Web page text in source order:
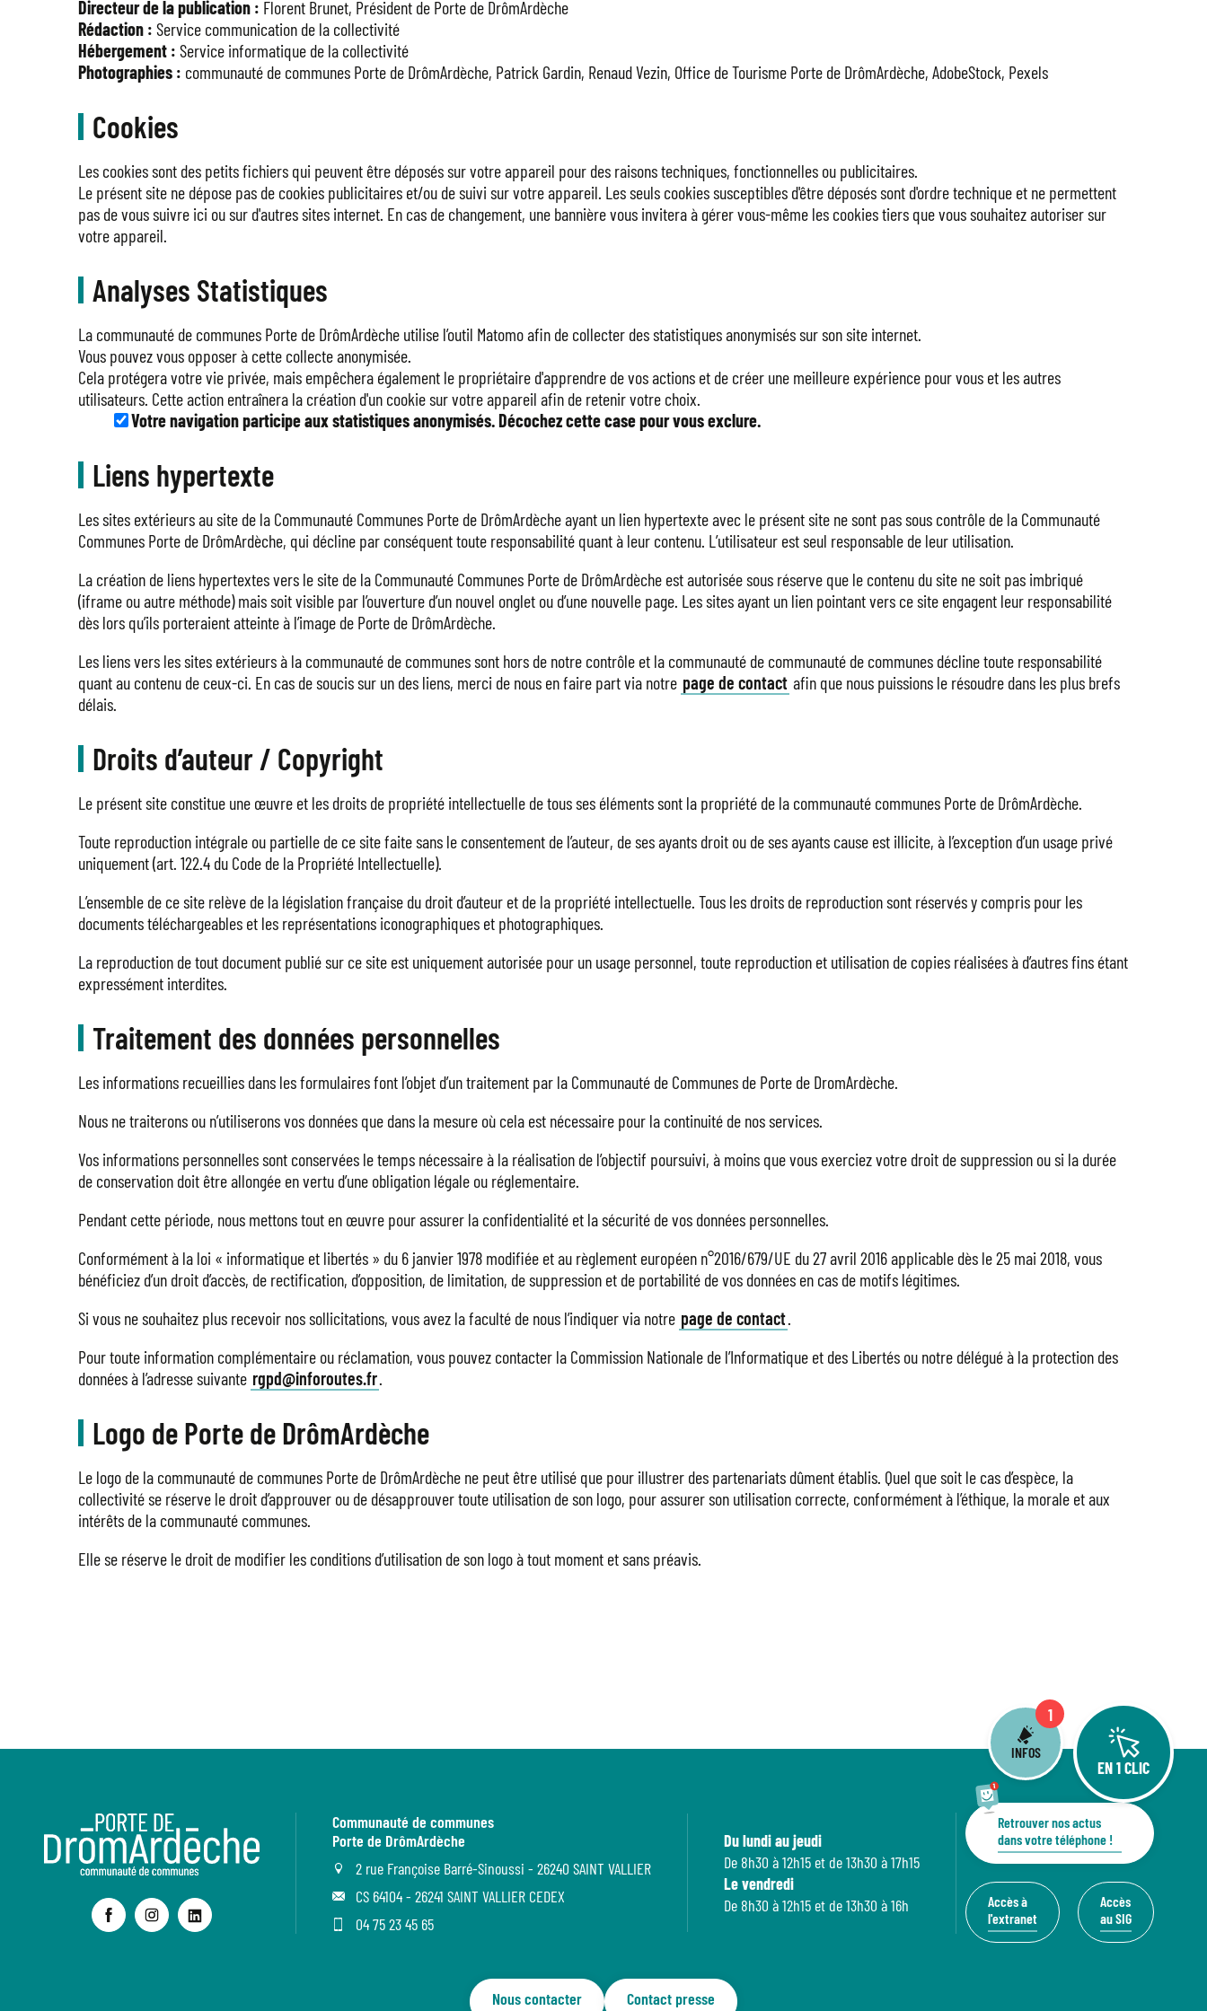
Directeur de la publication : Florent Brunet, Président de Porte de DrômArdèche
Rédaction : Service communication de la collectivité
Hébergement : Service informatique de la collectivité
Photographies : communauté de communes Porte de DrômArdèche, Patrick Gardin, Renaud Vezin, Office de Tourisme Porte de DrômArdèche, AdobeStock, Pexels
Cookies
Les cookies sont des petits fichiers qui peuvent être déposés sur votre appareil pour des raisons techniques, fonctionnelles ou publicitaires.
Le présent site ne dépose pas de cookies publicitaires et/ou de suivi sur votre appareil. Les seuls cookies susceptibles d'être déposés sont d'ordre technique et ne permettent
pas de vous suivre ici ou sur d'autres sites internet. En cas de changement, une bannière vous invitera à gérer vous-même les cookies tiers que vous souhaitez autoriser sur
votre appareil.
Analyses Statistiques
La communauté de communes Porte de DrômArdèche utilise l’outil Matomo afin de collecter des statistiques anonymisés sur son site internet.
Vous pouvez vous opposer à cette collecte anonymisée.
Cela protégera votre vie privée, mais empêchera également le propriétaire d'apprendre de vos actions et de créer une meilleure expérience pour vous et les autres
utilisateurs. Cette action entraînera la création d'un cookie sur votre appareil afin de retenir votre choix.
Votre navigation participe aux statistiques anonymisés. Décochez cette case pour vous exclure.
Liens hypertexte
Les sites extérieurs au site de la Communauté Communes Porte de DrômArdèche ayant un lien hypertexte avec le présent site ne sont pas sous contrôle de la Communauté
Communes Porte de DrômArdèche, qui décline par conséquent toute responsabilité quant à leur contenu. L’utilisateur est seul responsable de leur utilisation.
La création de liens hypertextes vers le site de la Communauté Communes Porte de DrômArdèche est autorisée sous réserve que le contenu du site ne soit pas imbriqué
(iframe ou autre méthode) mais soit visible par l’ouverture d’un nouvel onglet ou d’une nouvelle page. Les sites ayant un lien pointant vers ce site engagent leur responsabilité
dès lors qu’ils porteraient atteinte à l’image de Porte de DrômArdèche.
Les liens vers les sites extérieurs à la communauté de communes sont hors de notre contrôle et la communauté de communauté de communes décline toute responsabilité
quant au contenu de ceux-ci. En cas de soucis sur un des liens, merci de nous en faire part via notre page de contact afin que nous puissions le résoudre dans les plus brefs
délais.
Droits d’auteur / Copyright
Le présent site constitue une œuvre et les droits de propriété intellectuelle de tous ses éléments sont la propriété de la communauté communes Porte de DrômArdèche.
Toute reproduction intégrale ou partielle de ce site faite sans le consentement de l’auteur, de ses ayants droit ou de ses ayants cause est illicite, à l’exception d’un usage privé
uniquement (art. 122.4 du Code de la Propriété Intellectuelle).
L’ensemble de ce site relève de la législation française du droit d’auteur et de la propriété intellectuelle. Tous les droits de reproduction sont réservés y compris pour les
documents téléchargeables et les représentations iconographiques et photographiques.
La reproduction de tout document publié sur ce site est uniquement autorisée pour un usage personnel, toute reproduction et utilisation de copies réalisées à d’autres fins étant
expressément interdites.
Traitement des données personnelles
Les informations recueillies dans les formulaires font l’objet d’un traitement par la Communauté de Communes de Porte de DromArdèche.
Nous ne traiterons ou n’utiliserons vos données que dans la mesure où cela est nécessaire pour la continuité de nos services.
Vos informations personnelles sont conservées le temps nécessaire à la réalisation de l’objectif poursuivi, à moins que vous exerciez votre droit de suppression ou si la durée
de conservation doit être allongée en vertu d’une obligation légale ou réglementaire.
Pendant cette période, nous mettons tout en œuvre pour assurer la confidentialité et la sécurité de vos données personnelles.
Conformément à la loi « informatique et libertés » du 6 janvier 1978 modifiée et au règlement européen n°2016/679/UE du 27 avril 2016 applicable dès le 25 mai 2018, vous
bénéficiez d’un droit d’accès, de rectification, d’opposition, de limitation, de suppression et de portabilité de vos données en cas de motifs légitimes.
Si vous ne souhaitez plus recevoir nos sollicitations, vous avez la faculté de nous l’indiquer via notre page de contact.
Pour toute information complémentaire ou réclamation, vous pouvez contacter la Commission Nationale de l’Informatique et des Libertés ou notre délégué à la protection des
données à l’adresse suivante rgpd@inforoutes.fr.
Logo de Porte de DrômArdèche
Le logo de la communauté de communes Porte de DrômArdèche ne peut être utilisé que pour illustrer des partenariats dûment établis. Quel que soit le cas d’espèce, la
collectivité se réserve le droit d’approuver ou de désapprouver toute utilisation de son logo, pour assurer son utilisation correcte, conformément à l’éthique, la morale et aux
intérêts de la communauté communes.
Elle se réserve le droit de modifier les conditions d’utilisation de son logo à tout moment et sans préavis.
Communauté de communes
Porte de DrômArdèche
2 rue Françoise Barré-Sinoussi - 26240 SAINT VALLIER
CS 64104 - 26241 SAINT VALLIER CEDEX
04 75 23 45 65
Du lundi au jeudi
De 8h30 à 12h15 et de 13h30 à 17h15
Le vendredi
De 8h30 à 12h15 et de 13h30 à 16h
Retrouver nos actus
dans votre téléphone !
Accès à
l'extranet
Accès
au SIG
Nous contacter Contact presse
1
INFOS
EN 1 CLIC